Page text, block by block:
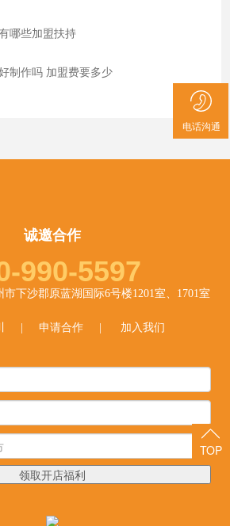
哪些加盟扶持
制作吗 加盟费要多少
诚邀合作
990-5597
下沙郡原蓝湖国际6号楼1201室、1701室
| 申请合作| 加入我们
领取开店福利
电话沟通
TOP